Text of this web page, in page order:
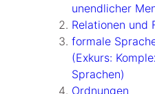
unendlicher
Relationen und
formale
(Exkurs:
Sprachen)
Ordnungen